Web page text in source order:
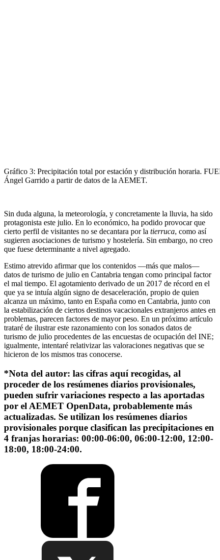
Gráfico 3: Precipitación total por estación y distribución horaria.
Ángel Garrido a partir de datos de la AEMET.
Sin duda alguna, la meteorología, y concretamente la lluvia, ha sido
protagonista este julio. En lo económico, ha podido provocar que
cierto perfil de visitantes no se decantara por la tierruca, como así
sugieren asociaciones de turismo y hostelería. Sin embargo, no creo
que fuese determinante a nivel agregado.
Estimo atrevido afirmar que los contenidos —más que malos—
datos de turismo de julio en Cantabria tengan como principal factor
el mal tiempo. El agotamiento derivado de un 2017 de récord en el
que ya se intuía algún signo de desaceleración, propio de quien
alcanza un máximo, tanto en España como en Cantabria, junto con
la estabilización de ciertos destinos vacacionales extranjeros antes en
problemas, parecen factores de mayor peso. En un próximo artículo
trataré de ilustrar este razonamiento con los sonados datos de
turismo de julio procedentes de las encuestas de ocupación del INE;
igualmente, intentaré relativizar las valoraciones negativas que se
hicieron de los mismos tras conocerse.
*Nota del autor: las cifras aquí recogidas, al
proceder de los resúmenes diarios provisionales,
pueden sufrir variaciones respecto a las aportadas
por el AEMET OpenData, probablemente más
actualizadas. Se utilizan los resúmenes diarios
provisionales porque clasifican las precipitaciones en
4 franjas horarias: 00:00-06:00, 06:00-12:00, 12:00-
18:00, 18:00-24:00.